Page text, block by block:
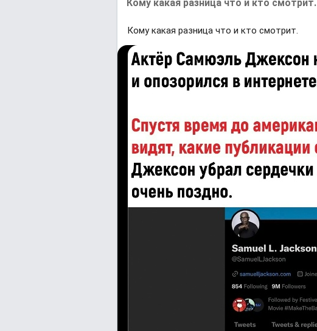
Кому какая разница что и кто смотрит.
Кому какая разница что и кто смотрит.